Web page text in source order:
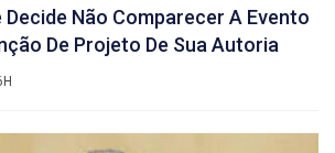
Decide Não Comparecer A Evento
De Projeto De Sua Autoria